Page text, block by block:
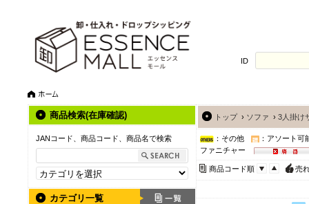
ID
商品検索(在庫確認)
JANコード、商品コード、商品名で検索
カテゴリ一覧
トップ› ソファ › 3人掛け
：その他
：アソート可
ファニチャー
商品コード順 売